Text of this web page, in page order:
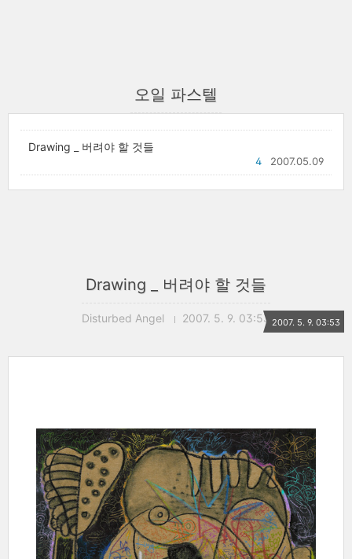
오일 파스텔
Drawing _ 버려야 할 것들
2007.05.09
4
Drawing _ 버려야 할 것들
Disturbed Angel 2007. 5. 9. 03:53 2007. 5. 9. 03:53